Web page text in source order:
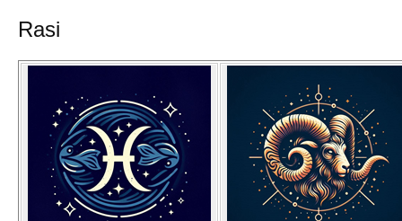
Rasi